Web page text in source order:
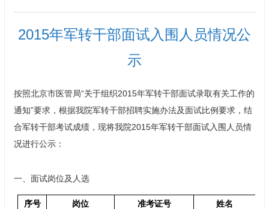
2015年军转干部面试入围人员情况公
示
按照北京市医管局“关于组织2015年军转干部面试录取有关工作的
通知”要求，根据我院军转干部招聘实施办法及面试比例要求，结
合军转干部考试成绩，现将我院2015年军转干部面试入围人员情
况进行公示：
一、 面试岗位及人选
序号 岗位 准考证号 姓名